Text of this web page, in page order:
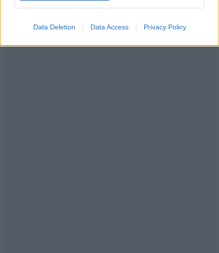
Data Deletion Data Access Privacy Policy